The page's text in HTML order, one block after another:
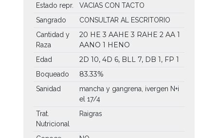
Estado repr.
VACIAS CON TACTO
Sangrado
CONSULTAR AL ESCRITORIO
Cantidad y
Raza
20 HE 3 AAHE3 RAHE 2 AA 1
AANO 1 HENO
Edad 2D 10, 4D 6, BLL 7, DB 1, FP 1
Boqueado 83.33%
Sanidad
mancha y gangrena, ivergen N+i
el 17/4
Trat.
Nutricional
Raigras